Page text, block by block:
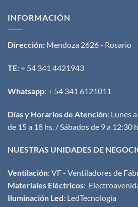
INFORMACIÓN
Dirección: Mendoza 2626 - Rosario
TE: + 54 341 4421943
Whatsapp: + 54 341 6121011
Días y Horarios de Atención: Lunes
de 15 a 18 hs. / Sábados de 9 a 12:30
NUESTRAS UNIDADES DE
Ventilación: VF - Ventiladores de
Materiales Eléctricos:
Iluminación Led: LedTecnología